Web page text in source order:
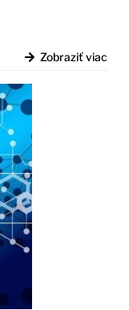
Zobraziť viac